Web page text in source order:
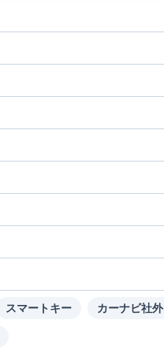
スマートキー カーナビ社外